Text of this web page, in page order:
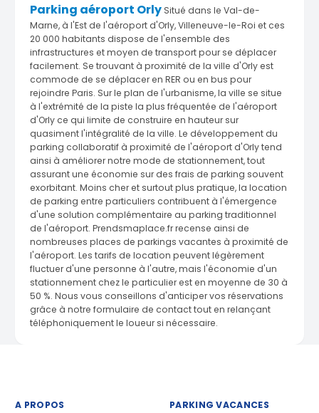
Parking aéroport Orly Situé dans le Val-de-
Marne, à l'Est de l'aéroport d'Orly, Villeneuve-le-Roi et ces
20 000 habitants dispose de l'ensemble des
infrastructures et moyen de transport pour se déplacer
facilement. Se trouvant à proximité de la ville d'Orly est
commode de se déplacer en RER ou en bus pour
rejoindre Paris. Sur le plan de l'urbanisme, la ville se situe
à l'extrémité de la piste la plus fréquentée de l'aéroport
d'Orly ce qui limite de construire en hauteur sur
quasiment l'intégralité de la ville. Le développement du
parking collaboratif à proximité de l'aéroport d'Orly tend
ainsi à améliorer notre mode de stationnement, tout
assurant une économie sur des frais de parking souvent
exorbitant. Moins cher et surtout plus pratique, la location
de parking entre particuliers contribuent à l'émergence
d'une solution complémentaire au parking traditionnel
de l'aéroport. Prendsmaplace.fr recense ainsi de
nombreuses places de parkings vacantes à proximité de
l'aéroport. Les tarifs de location peuvent légèrement
fluctuer d'une personne à l'autre, mais l'économie d'un
stationnement chez le particulier est en moyenne de 30 à
50 %. Nous vous conseillons d'anticiper vos réservations
grâce à notre formulaire de contact tout en relançant
téléphoniquement le loueur si nécessaire.
A PROPOS PARKING VACANCES